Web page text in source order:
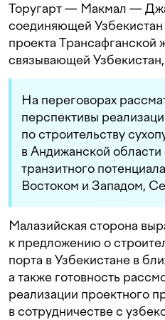
Торугарт — Макмал —
соединяющей Узбекистан
проекта Трансафганской
связывающей
На переговорах
перспективы
по строительству
в Андижанской области
транзитного
Востоком и Западом,
Малазийская сторона
к предложению о
порта в Узбекистане в
а также готовность
реализации проектного
в сотрудничестве с